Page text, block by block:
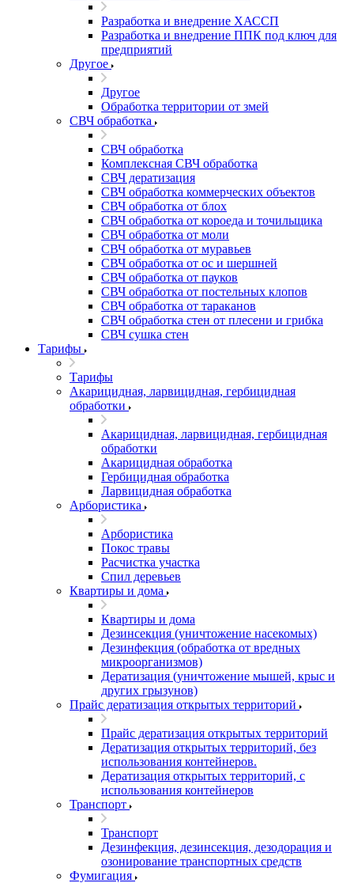
Разработка и внедрение ХАССП
Разработка и внедрение ППК под ключ для
предприятий
Другое
Другое
Обработка территории от змей
СВЧ обработка
СВЧ обработка
Комплексная СВЧ обработка
СВЧ дератизация
СВЧ обработка коммерческих объектов
СВЧ обработка от блох
СВЧ обработка от короеда и точильщика
СВЧ обработка от моли
СВЧ обработка от муравьев
СВЧ обработка от ос и шершней
СВЧ обработка от пауков
СВЧ обработка от постельных клопов
СВЧ обработка от тараканов
СВЧ обработка стен от плесени и грибка
СВЧ сушка стен
Тарифы
Тарифы
Акарицидная, ларвицидная, гербицидная
обработки
Акарицидная, ларвицидная, гербицидная
обработки
Акарицидная обработка
Гербицидная обработка
Ларвицидная обработка
Арбористика
Арбористика
Покос травы
Расчистка участка
Спил деревьев
Квартиры и дома
Квартиры и дома
Дезинсекция (уничтожение насекомых)
Дезинфекция (обработка от вредных
микроорганизмов)
Дератизация (уничтожение мышей, крыс и
других грызунов)
Прайс дератизация открытых территорий
Прайс дератизация открытых территорий
Дератизация открытых территорий, без
использования контейнеров.
Дератизация открытых территорий, с
использования контейнеров
Транспорт
Транспорт
Дезинфекция, дезинсекция, дезодорация и
озонирование транспортных средств
Фумигация